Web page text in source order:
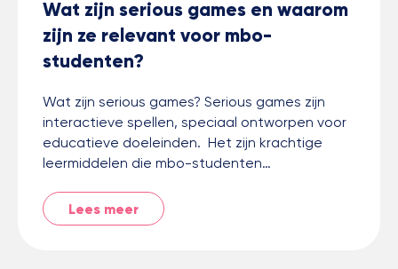
Wat zijn serious games en waarom
zijn ze relevant voor mbo-
studenten?
Wat zijn serious games? Serious games zijn
interactieve spellen, speciaal ontworpen voor
educatieve doeleinden. Het zijn krachtige
leermiddelen die mbo-studenten…
Lees meer